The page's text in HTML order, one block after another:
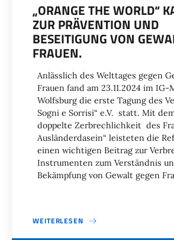
„ORANGE THE WORLD“
ZUR PRÄVENTION UND
BESEITIGUNG VON
FRAUEN.
Anlässlich des Welttages gegen
Frauen fand am 23.11.2024 im IG-
Wolfsburg die erste Tagung des
Sogni e Sorrisi“ e.V. statt. Mit
doppelte Zerbrechlichkeit des
Ausländerdasein“ leisteten die
einen wichtigen Beitrag zur
Instrumenten zum Verständnis
Bekämpfung von Gewalt gegen
WEITERLESEN